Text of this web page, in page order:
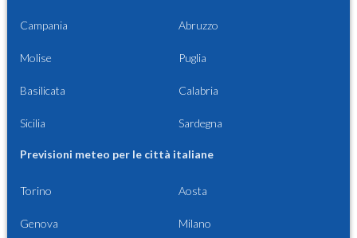
Campania Abruzzo
Molise Puglia
Basilicata Calabria
Sicilia Sardegna
Previsioni meteo per le città italiane
Torino Aosta
Genova Milano